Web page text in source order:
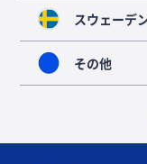
スウェーデ
その他